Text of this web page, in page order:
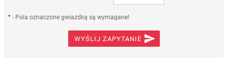
* - Pola oznaczone gwiazdką są wymagane!
WYŚLIJ ZAPYTANIE 